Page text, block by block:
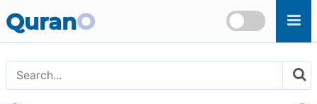
Skip to main content
QuranO